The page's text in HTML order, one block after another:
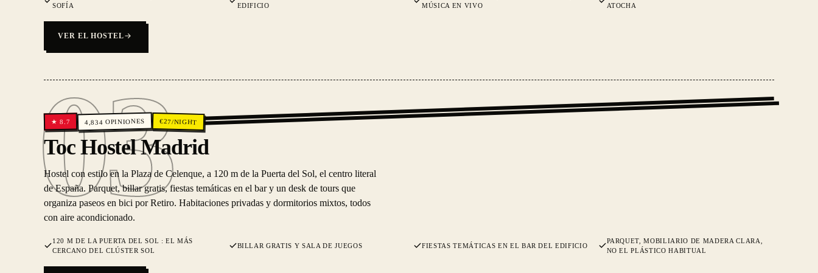
SOFÍA
EDIFICIO
MÚSICA EN VIVO
ATOCHA
VER EL HOSTEL
03
03
★8.7 4,834 OPINIONES €27/NIGHT
Toc Hostel Madrid
Hostel con estilo en la Plaza de Celenque, a 120 m de la Puerta del Sol, el centro literal
de España. Parquet, billar gratis, fiestas temáticas en el bar y un desk de tours que
organiza paseos en bici por Retiro. Habitaciones privadas y dormitorios mixtos, todos
con aire acondicionado.
120 M DE LA PUERTA DEL SOL : EL MÁS
CERCANO DEL CLÚSTER SOL
BILLAR GRATIS Y SALA DE JUEGOS FIESTAS TEMÁTICAS EN EL BAR DEL EDIFICIO
PARQUET, MOBILIARIO DE MADERA CLARA,
NO EL PLÁSTICO HABITUAL